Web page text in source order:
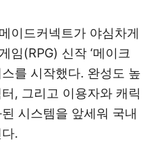
이드커넥트가 야심차게
임(RPG) 신작 ‘메이크
를 시작했다. 완성도 높
, 그리고 이용자와 캐릭
시스템을 앞세워 국내
.